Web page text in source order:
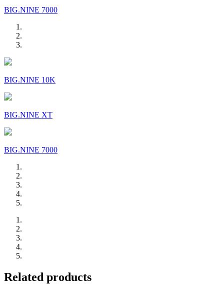
BIG.NINE 7000
BIG.NINE 10K
BIG.NINE XT
BIG.NINE 7000
Related products